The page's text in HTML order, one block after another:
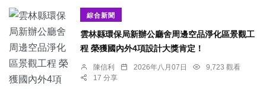
綜合新聞
雲林縣環保局新辦公廳舍周邊空品淨化區景觀工
程 榮獲國內外4項設計大獎肯定！
陳信利 2026年八月07日
9,723 觀看
17 分享